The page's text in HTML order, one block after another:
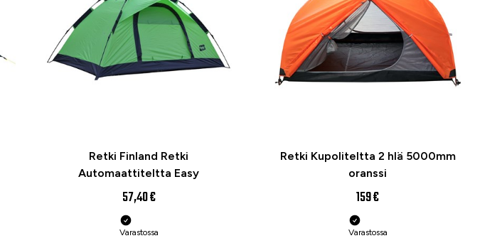
Retki Finland Retki
Automaattiteltta Easy
57,40 €
Varastossa
Retki Kupoliteltta 2 hlä 5000mm
oranssi
159 €
Varastossa